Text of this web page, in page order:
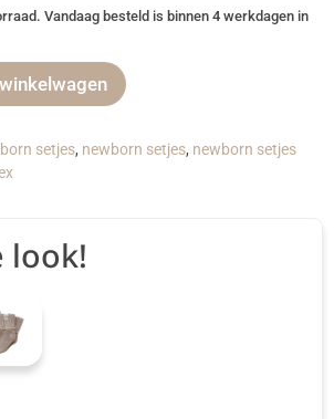
Vandaag besteld is binnen 4 werkdagen in
setjes, newborn setjes, newborn setjes
look!